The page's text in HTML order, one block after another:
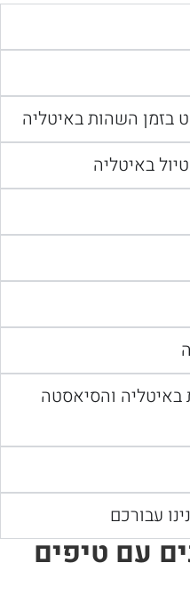
השהות באיטליה
באיטליה
והסיאסטה
עבורכם
עם טיפים